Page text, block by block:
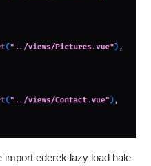
import ederek lazy load hale